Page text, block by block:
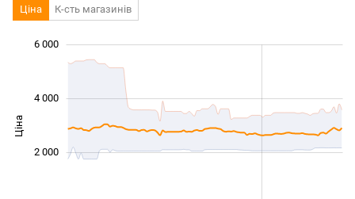
Ціна К-сть магазинів
Ціна
2 000
4 000
6 000